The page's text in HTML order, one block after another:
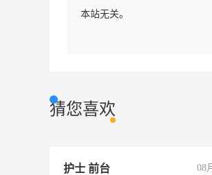
本站无关。
猜您喜欢
护士 前台 08